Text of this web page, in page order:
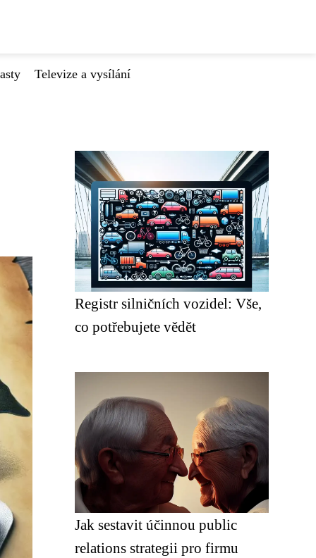
Televize a vysílání
Registr silničních vozidel: Vše,
co potřebujete vědět
Jak sestavit účinnou public
relations strategii pro firmu